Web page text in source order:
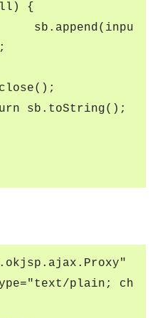
{
sb.append(inpu
sb.toString();
="text/plain; ch